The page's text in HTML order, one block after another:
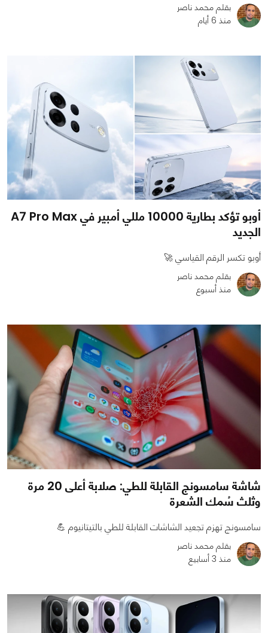
بقلم محمد ناصر
منذ 6 أيام
831
0
0
أوبو تؤكد بطارية 10000 مللي أمبير في A7 Pro Max
الجديد
أوبو تكسر الرقم القياسي 🚀
بقلم محمد ناصر
منذ أسبوع
1081
0
0
شاشة سامسونج القابلة للطي: صلابة أعلى 20 مرة
وثلث سُمك الشعرة
سامسونج تهزم تجعيد الشاشات القابلة للطي بالتيتانيوم 💪
بقلم محمد ناصر
منذ 3 أسابيع